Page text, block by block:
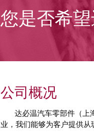
您是否希
公司概况
达必温汽车零部件（上
业，我们能够为客户提供从